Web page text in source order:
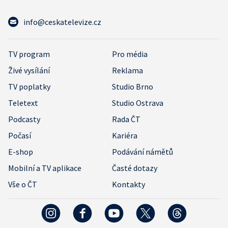
info@ceskatelevize.cz
TV program
Pro média
Živé vysílání
Reklama
TV poplatky
Studio Brno
Teletext
Studio Ostrava
Podcasty
Rada ČT
Počasí
Kariéra
E-shop
Podávání námětů
Mobilní a TV aplikace
Časté dotazy
Vše o ČT
Kontakty